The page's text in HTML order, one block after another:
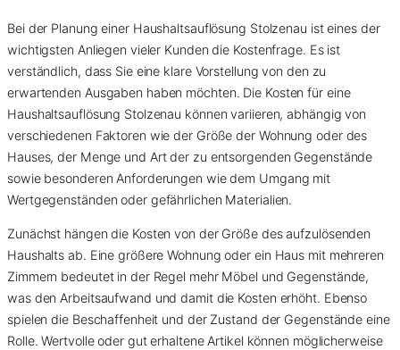
Bei der Planung einer Haushaltsauflösung Stolzenau ist eines der
wichtigsten Anliegen vieler Kunden die Kostenfrage. Es ist
verständlich, dass Sie eine klare Vorstellung von den zu
erwartenden Ausgaben haben möchten. Die Kosten für eine
Haushaltsauflösung Stolzenau können variieren, abhängig von
verschiedenen Faktoren wie der Größe der Wohnung oder des
Hauses, der Menge und Art der zu entsorgenden Gegenstände
sowie besonderen Anforderungen wie dem Umgang mit
Wertgegenständen oder gefährlichen Materialien.
Zunächst hängen die Kosten von der Größe des aufzulösenden
Haushalts ab. Eine größere Wohnung oder ein Haus mit mehreren
Zimmern bedeutet in der Regel mehr Möbel und Gegenstände,
was den Arbeitsaufwand und damit die Kosten erhöht. Ebenso
spielen die Beschaffenheit und der Zustand der Gegenstände eine
Rolle. Wertvolle oder gut erhaltene Artikel können möglicherweise